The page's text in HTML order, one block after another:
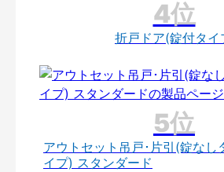
折戸ドア(錠付タイ
アウトセット吊戸･片引(錠なし
イプ) スタンダード